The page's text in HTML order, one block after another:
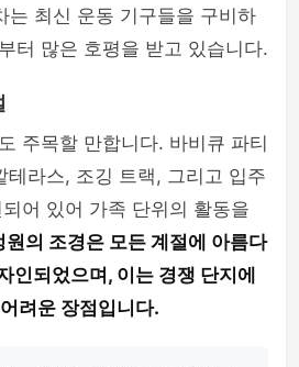
는 최신 운동 기구들을 구비하
터 많은 호평을 받고 있습니다.
주목할 만합니다. 바비큐 파티
테라스, 조깅 트랙, 그리고 입주
어 있어 가족 단위의 활동을
원의 조경은 모든 계절에 아름다
인되었으며, 이는 경쟁 단지에
려운 장점입니다.